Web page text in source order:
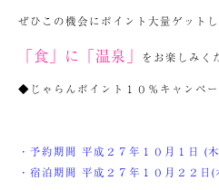
ぜひこの機会にポイント大量ゲットし
「食」に「温泉」 をお楽しみ
◆じゃらんポイント１０％キャンペー
・予約期間 平成２７年１０月１日 (
・宿泊期間 平成２７年１０月２２日